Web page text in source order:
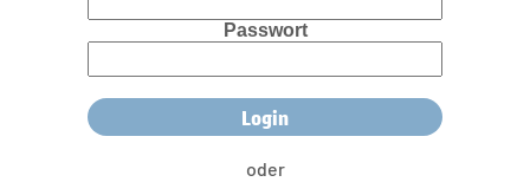
Passwort
oder